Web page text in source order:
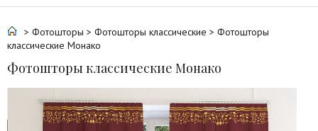
> Фотошторы > Фотошторы классические > Фотошторы
классические Монако
Фотошторы классические Монако